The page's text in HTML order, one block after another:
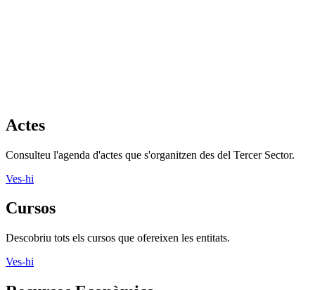
Actes
Consulteu l'agenda d'actes que s'organitzen des del Tercer Sector.
Ves-hi
Cursos
Descobriu tots els cursos que ofereixen les entitats.
Ves-hi